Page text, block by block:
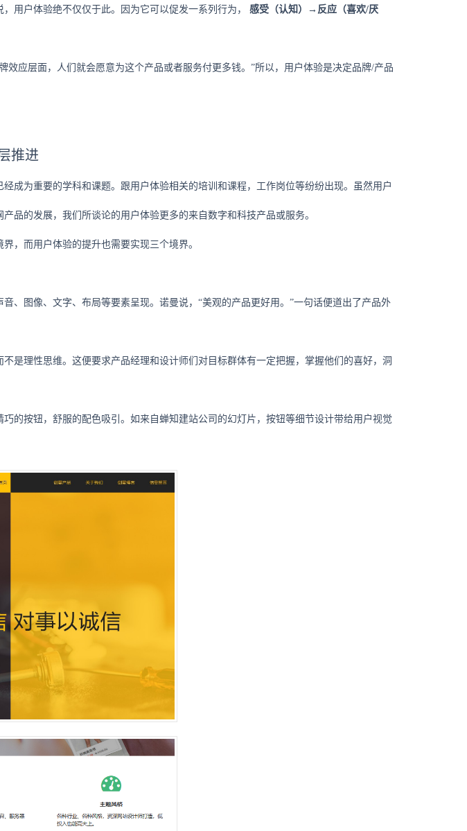
用户体验绝不仅仅于此。因为它可以促发一系列行为， 感受（认知）→反应（喜欢/厌
效应层面，人们就会愿意为这个产品或者服务付更多钱。”所以，用户体验是决定品牌/产品
推进
成为重要的学科和课题。跟用户体验相关的培训和课程，工作岗位等纷纷出现。虽然用户
品的发展，我们所谈论的用户体验更多的来自数字和科技产品或服务。
，而用户体验的提升也需要实现三个境界。
、图像、文字、布局等要素呈现。诺曼说，“美观的产品更好用。”一句话便道出了产品外
是理性思维。这便要求产品经理和设计师们对目标群体有一定把握，掌握他们的喜好，洞
的按钮，舒服的配色吸引。如来自蝉知建站公司的幻灯片，按钮等细节设计带给用户视觉